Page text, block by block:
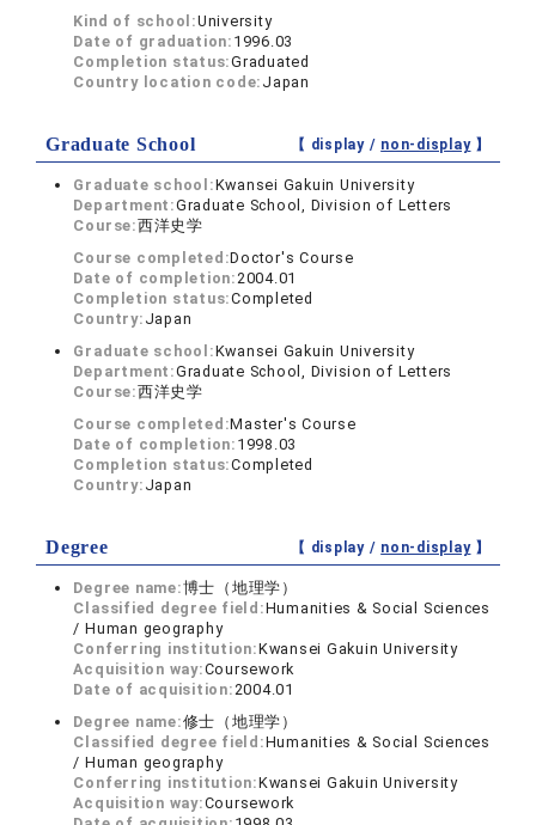
Kind of school:University
Date of graduation: 1996.03
Completion status:Graduated
Country location code: Japan
Graduate School 【 display / non-display】
Graduate school:Kwansei Gakuin University
Department:Graduate School, Division of Letters
Course:西洋史学
Course completed:Doctor's Course
Date of completion:2004.01
Completion status:Completed
Country: Japan
Graduate school:Kwansei Gakuin University
Department:Graduate School, Division of Letters
Course:西洋史学
Course completed:Master's Course
Date of completion: 1998.03
Completion status:Completed
Country: Japan
Degree 【 display / non-display】
Degree name:博士（地理学）
Classified degree field:Humanities & Social Sciences
/ Human geography
Conferring institution:Kwansei Gakuin University
Acquisition way:Coursework
Date of acquisition:2004.01
Degree name:修士（地理学）
Classified degree field:Humanities & Social Sciences
/ Human geography
Conferring institution:Kwansei Gakuin University
Acquisition way:Coursework